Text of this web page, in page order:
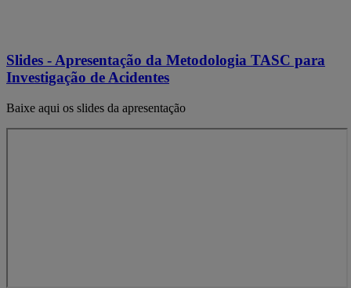
Slides - Apresentação da Metodologia TASC para
Investigação de Acidentes
Baixe aqui os slides da apresentação